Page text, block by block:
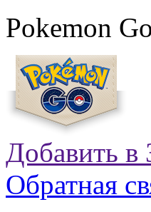
Pokemon
Добавить в
Обратная